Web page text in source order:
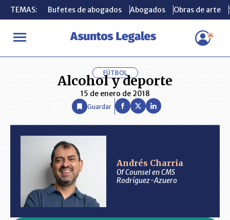
TEMAS: Bufetes de abogados Abogados Obras de arte
INICIO ANÁLISIS ANDRÉS CHARRIA Alcohol y deporte
TEMAS: Bufetes de abogados Abogados Obras de arte
FÚTBOL
Alcohol y deporte
15 de enero de 2018
Guardar
Andrés Charria
Of Counsel en CMS
Rodríguez-Azuero